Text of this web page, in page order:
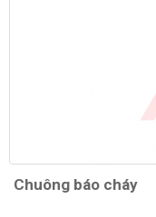
Chuông báo cháy